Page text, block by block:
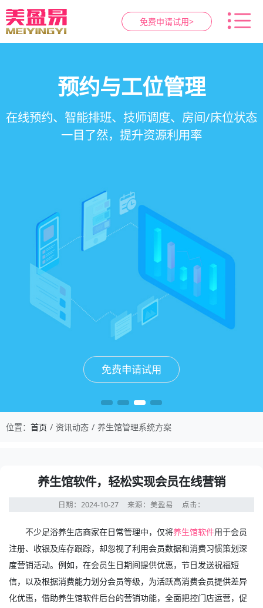
免费申请试用>
智慧养生馆管理系统
一站式解决养生馆预约、服务、会员、财务、营
销全流程数字化管理
免费申请试用
会员营销&锁客
会员积分、套餐定制、精准营销、客户关怀，提
升复购率与客单价
免费申请试用
预约与工位管理
在线预约、智能排班、技师调度、房间/床位状态
一目了然，提升资源利用率
免费申请试用
健康档案与效果追踪
客户体质记录、服务方案执行、效果对比，数据
化展示服务价值
免费申请试用
位置： 首页 资讯动态 养生馆管理系统方案
养生馆软件，轻松实现会员在线营销
日期：2024-10-27 来源：美盈易 点击：
不少足浴养生店商家在日常管理中，仅将养生馆软件用于会员
注册、收银及库存跟踪，却忽视了利用会员数据和消费习惯策划深
度营销活动。例如，在会员生日期间提供优惠，节日发送祝福短
信，以及根据消费能力划分会员等级，为活跃高消费会员提供差异
化优惠，借助养生馆软件后台的营销功能，全面把控门店运营，促